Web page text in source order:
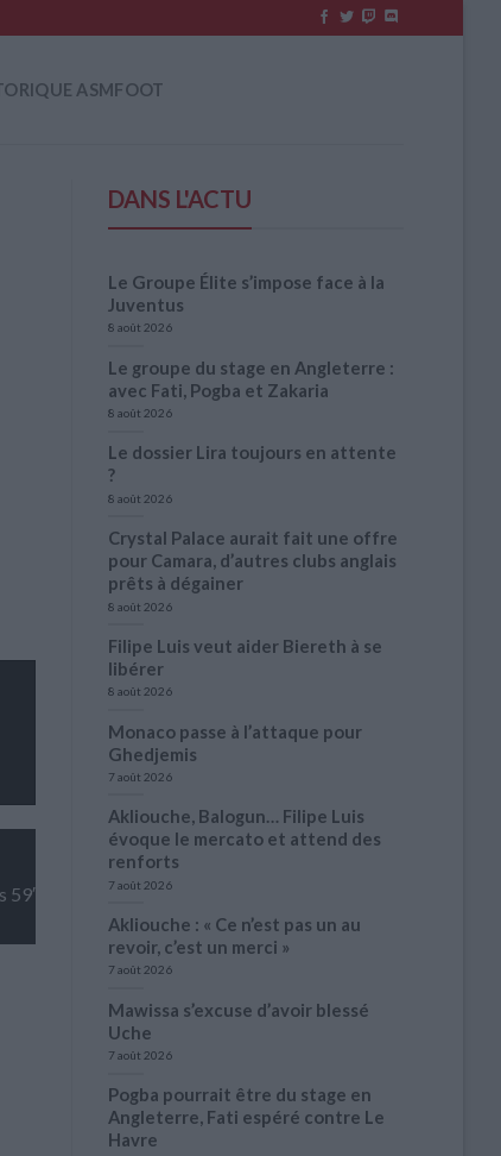
ASMFOOT
59′
DANS L'ACTU
Le Groupe Élite s’impose face à la
Juventus
8 août 2026
Le groupe du stage en Angleterre :
avec Fati, Pogba et Zakaria
8 août 2026
Le dossier Lira toujours en attente
?
8 août 2026
Crystal Palace aurait fait une offre
pour Camara, d’autres clubs anglais
prêts à dégainer
8 août 2026
Filipe Luis veut aider Biereth à se
libérer
8 août 2026
Monaco passe à l’attaque pour
Ghedjemis
7 août 2026
Akliouche, Balogun… Filipe Luis
évoque le mercato et attend des
renforts
7 août 2026
Akliouche : « Ce n’est pas un au
revoir, c’est un merci »
7 août 2026
Mawissa s’excuse d’avoir blessé
Uche
7 août 2026
Pogba pourrait être du stage en
Angleterre, Fati espéré contre Le
Havre